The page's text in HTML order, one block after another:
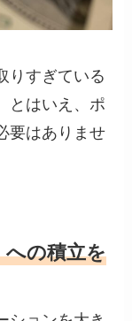
りすぎている
とはいえ、ポ
要はありませ
への積立を